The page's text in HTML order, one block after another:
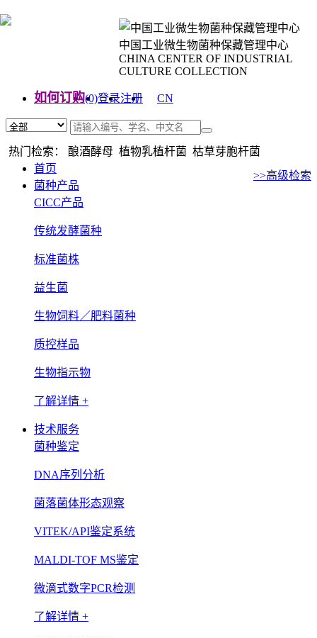
中国工业微生物菌种保藏管理中心
CHINA CENTER OF INDUSTRIAL
CULTURE COLLECTION
如何订购(0)登录注册
CN
热门检索： 酿酒酵母 植物乳植杆菌 枯草芽胞杆菌
>>高级检索
首页
菌种产品
CICC产品
传统发酵菌种
标准菌株
益生菌
生物饲料／肥料菌种
质控样品
生物指示物
了解详情 +
技术服务
菌种鉴定
DNA序列分析
菌落菌体形态观察
VITEK/API鉴定系统
MALDI-TOF MS鉴定
微滴式数字PCR检测
了解详情 +